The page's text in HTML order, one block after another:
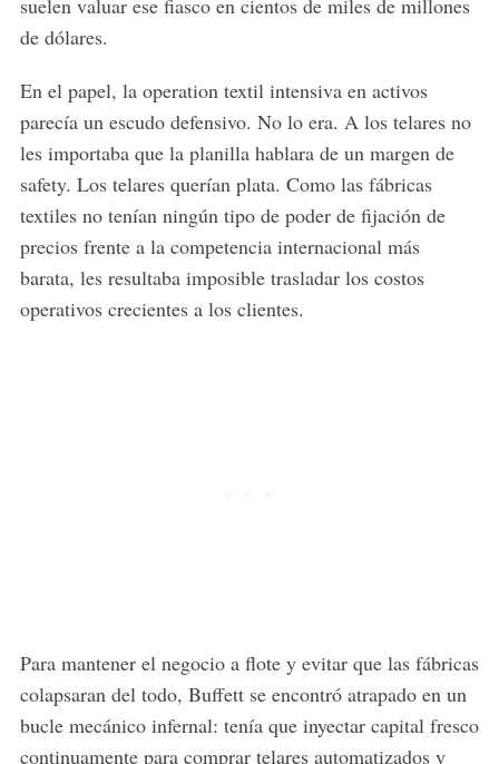
de dólares.
En el papel, la operation textil intensiva en activos
parecía un escudo defensivo. No lo era. A los telares no
les importaba que la planilla hablara de un margen de
safety. Los telares querían plata. Como las fábricas
textiles no tenían ningún tipo de poder de fijación de
precios frente a la competencia internacional más
barata, les resultaba imposible trasladar los costos
operativos crecientes a los clientes.
Para mantener el negocio a flote y evitar que las fábricas
colapsaran del todo, Buffett se encontró atrapado en un
bucle mecánico infernal: tenía que inyectar capital fresco
continuamente para comprar telares automatizados y